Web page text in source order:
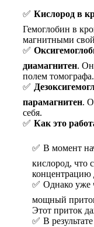
Кислород в
Гемоглобин в
магнитными
диамагнитен. Он
полем томографа.
парамагнитен.
себя.
Как это
В момент
кислород, что
концентрацию
Однако уже
мощный
Этот приток
В